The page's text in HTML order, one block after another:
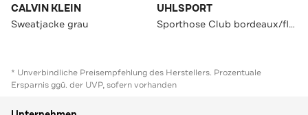
CALVIN KLEIN
Sweatjacke grau
UHLSPORT
Sporthose Club bordeaux/fluo gelb Straight
* Unverbindliche Preisempfehlung des Herstellers. Prozentuale
Ersparnis ggü. der UVP, sofern vorhanden